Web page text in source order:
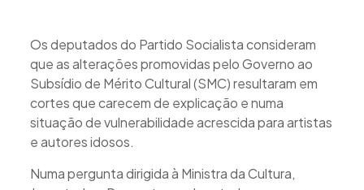
Os deputados do Partido Socialista consideram
que as alterações promovidas pelo Governo ao
Subsídio de Mérito Cultural (SMC) resultaram em
cortes que carecem de explicação e numa
situação de vulnerabilidade acrescida para artistas
e autores idosos.
Numa pergunta dirigida à Ministra da Cultura,